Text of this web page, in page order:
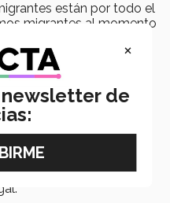
están por todo el
migrantes al momento
calidad de vida en una
la que nacimos”.
con la
fue coordinado por
ser un homenaje
de Denis Arturo
y que desde 2017
encontró el amor y
×
de